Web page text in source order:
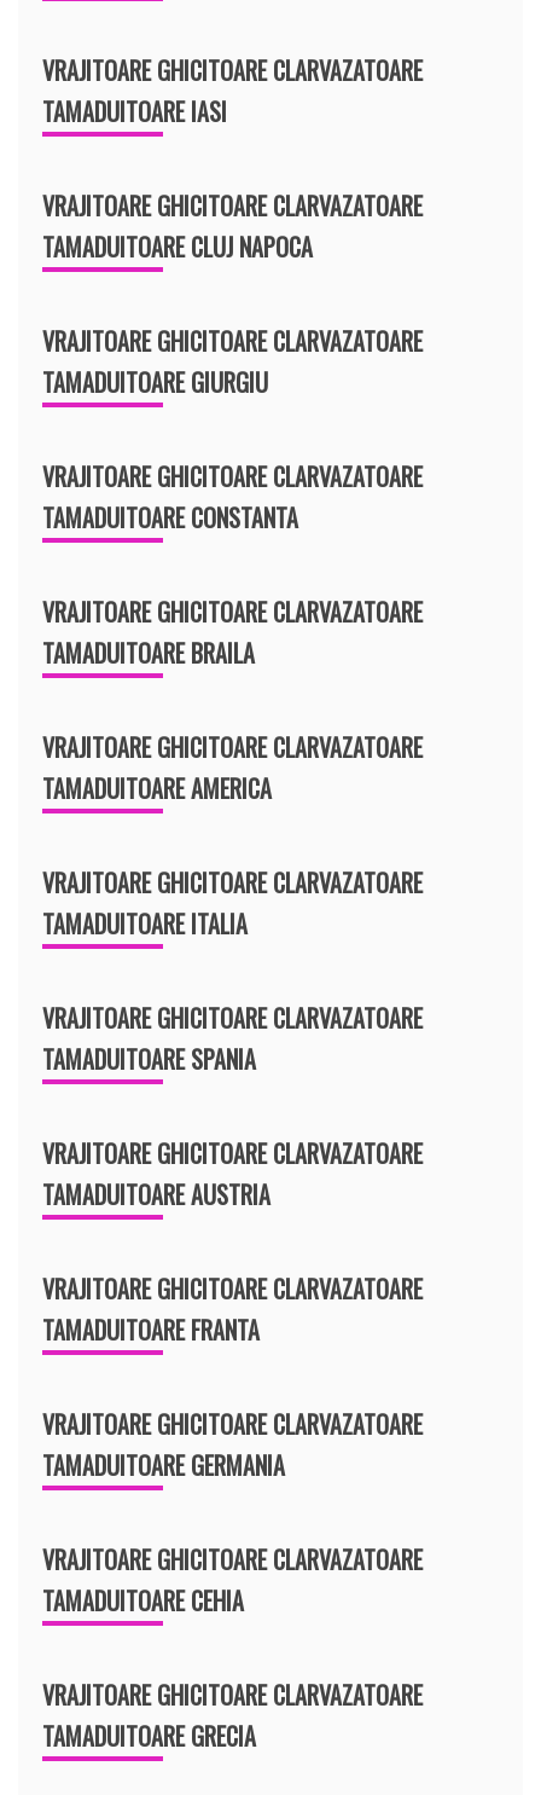
VRAJITOARE GHICITOARE CLARVAZATOARE
TAMADUITOARE IASI
VRAJITOARE GHICITOARE CLARVAZATOARE
TAMADUITOARE CLUJ NAPOCA
VRAJITOARE GHICITOARE CLARVAZATOARE
TAMADUITOARE GIURGIU
VRAJITOARE GHICITOARE CLARVAZATOARE
TAMADUITOARE CONSTANTA
VRAJITOARE GHICITOARE CLARVAZATOARE
TAMADUITOARE BRAILA
VRAJITOARE GHICITOARE CLARVAZATOARE
TAMADUITOARE AMERICA
VRAJITOARE GHICITOARE CLARVAZATOARE
TAMADUITOARE ITALIA
VRAJITOARE GHICITOARE CLARVAZATOARE
TAMADUITOARE SPANIA
VRAJITOARE GHICITOARE CLARVAZATOARE
TAMADUITOARE AUSTRIA
VRAJITOARE GHICITOARE CLARVAZATOARE
TAMADUITOARE FRANTA
VRAJITOARE GHICITOARE CLARVAZATOARE
TAMADUITOARE GERMANIA
VRAJITOARE GHICITOARE CLARVAZATOARE
TAMADUITOARE CEHIA
VRAJITOARE GHICITOARE CLARVAZATOARE
TAMADUITOARE GRECIA